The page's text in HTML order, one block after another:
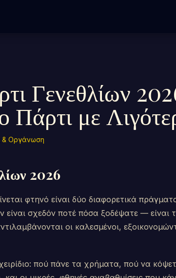
Γενεθλίων
Πάρτι με
& Οργάνωση
2026
φτηνό είναι δύο διαφορετικά
είναι σχεδόν ποτέ πόσα ξοδέψατε —
οι καλεσμένοι,
πού πάνε τα χρήματα, πού να